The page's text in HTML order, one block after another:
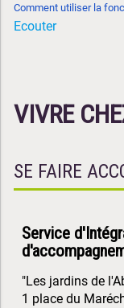
Comment utiliser la
Ecouter
VIVRE
SE FAIRE
Service
"Les jardins de
1 place du